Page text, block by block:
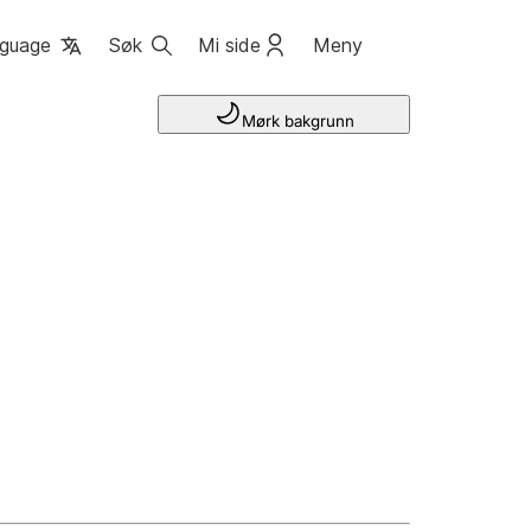
Søk Mi side Meny
Mørk bakgrunn